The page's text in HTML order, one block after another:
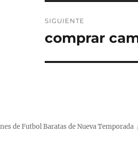
SIGUIENTE
Entrada
comprar
de Futbol Baratas de Nueva Temporada